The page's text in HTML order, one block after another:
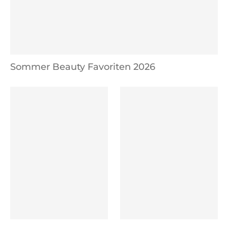
Sommer Beauty Favoriten 2026